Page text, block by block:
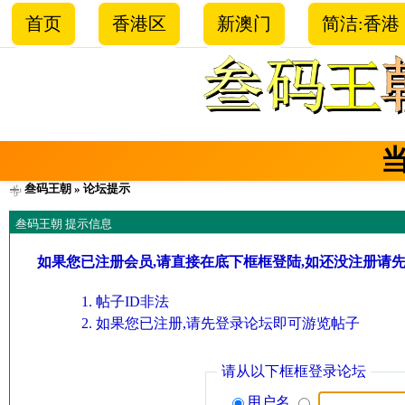
首页 香港区 新澳门 简洁:香港
叁码王朝 » 论坛提示
叁码王朝 提示信息
如果您已注册会员,请直接在底下框框登陆,如还没注册请
帖子ID非法
如果您已注册,请先登录论坛即可游览帖子
请从以下框框登录论坛
用户名